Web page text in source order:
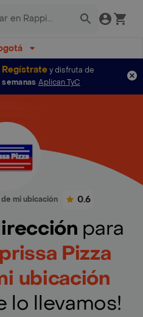
Regístratey disfruta de
Aplican TyC
de mi ubicación 0.6
para
Pizza
ubicación
lo llevamos!